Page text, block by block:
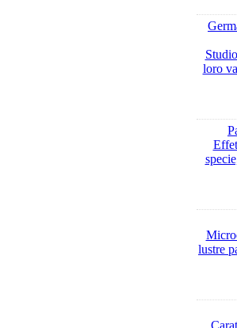
loro
lustre